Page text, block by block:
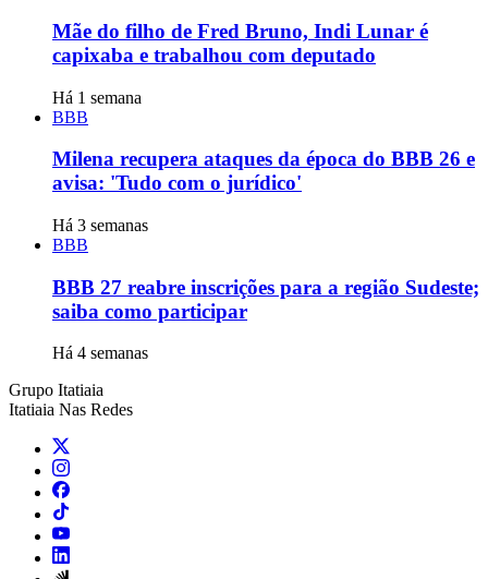
Mãe do filho de Fred Bruno, Indi Lunar é
capixaba e trabalhou com deputado
Há 1 semana
BBB
Milena recupera ataques da época do BBB 26 e
avisa: 'Tudo com o jurídico'
Há 3 semanas
BBB
BBB 27 reabre inscrições para a região Sudeste;
saiba como participar
Há 4 semanas
Grupo Itatiaia
Itatiaia Nas Redes